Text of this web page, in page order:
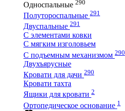
Односпальные 290
Полутороспальные 291
Двуспальные 291
С элементами ковки
С мягким изголовьем
С подъемным механизмом 290
Двухъярусные
Кровати для дачи 290
Кровати тахта
Ящики для кровати 2
Ортопедическое основание 1